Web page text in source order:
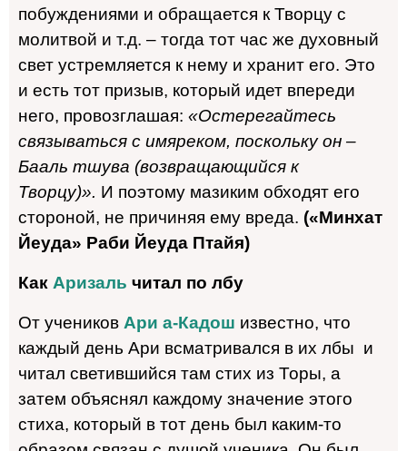
побуждениями и обращается к Творцу с
молитвой и т.д. – тогда тот час же духовный
свет устремляется к нему и хранит его. Это
и есть тот призыв, который идет впереди
него, провозглашая: «Остерегайтесь
связываться с имяреком, поскольку он –
Бааль тшува (возвращающийся к
Творцу)». И поэтому мазиким обходят его
стороной, не причиняя ему вреда. («Минхат
Йеуда» Раби Йеуда Птайя)
Как Аризаль читал по лбу
От учеников Ари а-Кадош известно, что
каждый день Ари всматривался в их лбы и
читал светившийся там стих из Торы, а
затем объяснял каждому значение этого
стиха, который в тот день был каким-то